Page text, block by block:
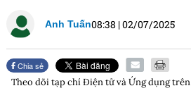
Anh Tuấn08:38 |02/07/2025
Chia sẻ
Theo dõi tạp chíĐiện tử và Ứng dụngtrên